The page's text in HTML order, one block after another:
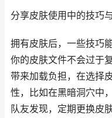
分享皮肤使用中的技巧
拥有皮肤后，一些技巧
你的皮肤文件不会过于
带来加载负担，在选择
性，比如在黑暗洞穴中
队友发现，定期更换皮